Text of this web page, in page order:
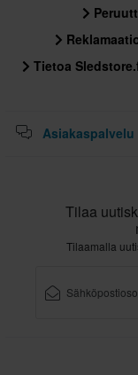
ECE 22.06
Tietoa
Asiakaspalvelu
Tilaa
Tilaamalla